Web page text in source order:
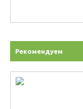
Рекомендуем